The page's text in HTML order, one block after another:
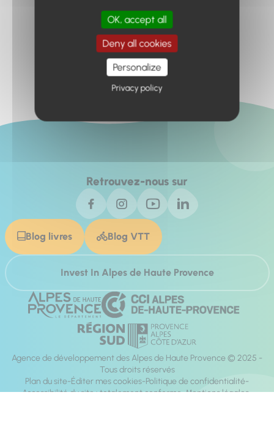
Retour à l'accueil
Retrouvez-nous sur
Blog livres Blog VTT
Invest In Alpes de Haute Provence
Agence de développement des Alpes de Haute Provence © 2025 -
Tous droits réservés
Plan du site Éditer mes cookies Politique de confidentialité
Accessibilité du site : totalement conforme Mentions légales
OK, accept all
Deny all cookies
Personalize
Privacy policy